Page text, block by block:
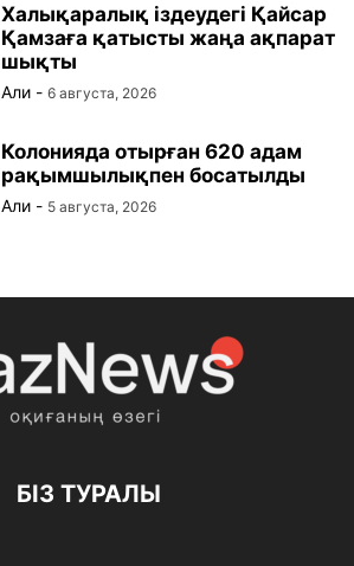
Халықаралық іздеудегі Қайсар
Қамзаға қатысты жаңа ақпарат
шықты
Али - 6 августа, 2026
Колонияда отырған 620 адам
рақымшылықпен босатылды
Али - 5 августа, 2026
БІЗ ТУРАЛЫ